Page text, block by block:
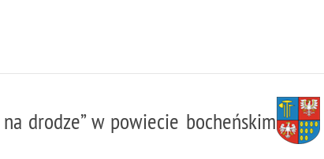
drodze” w powiecie bocheńskim